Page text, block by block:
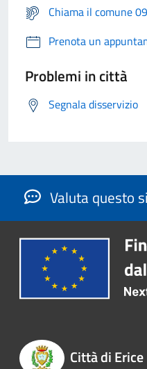
Chiama il comune
Prenota un
Problemi in città
Segnala disservizio
Valuta questo
Città di Erice